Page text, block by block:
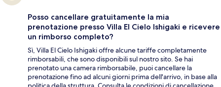
Posso cancellare gratuitamente la mia
prenotazione presso Villa El Cielo Ishigaki e ricevere
un rimborso completo?
Sì, Villa El Cielo Ishigaki offre alcune tariffe completamente
rimborsabili, che sono disponibili sul nostro sito. Se hai
prenotato una camera rimborsabile, puoi cancellare la
prenotazione fino ad alcuni giorni prima dell'arrivo, in base alla